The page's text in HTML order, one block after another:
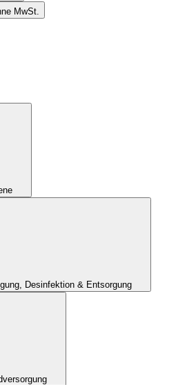
MwSt.
Desinfektion & Entsorgung